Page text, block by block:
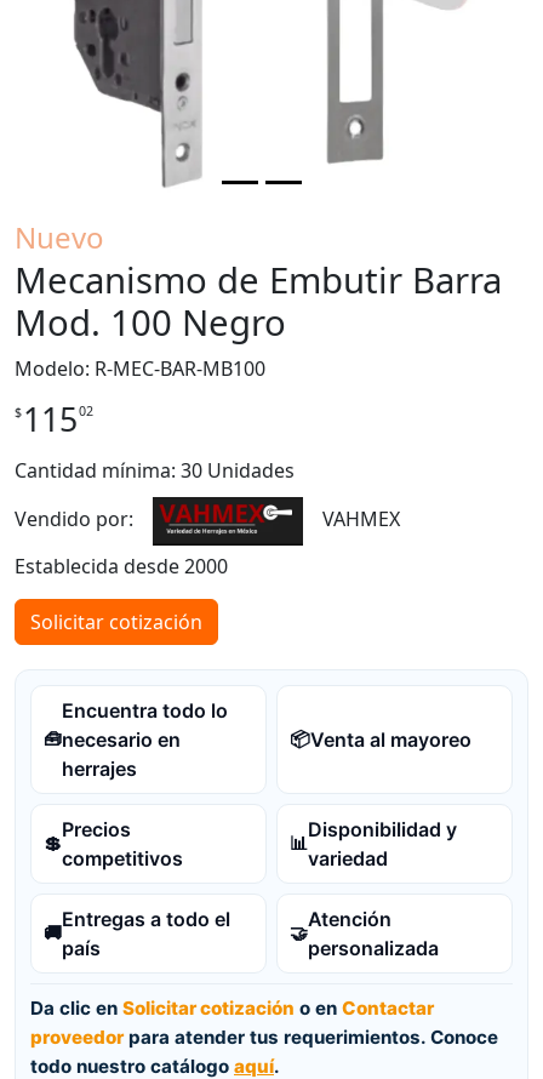
Nuevo
Mecanismo de Embutir Barra
Mod. 100 Negro
Modelo: R-MEC-BAR-MB100
$ 11502
Cantidad mínima: 30 Unidades
Vendido por:
VAHMEX
Establecida desde 2000
Solicitar cotización
🧰
Encuentra todo lo
necesario en
herrajes
📦Venta al mayoreo
💲
Precios
competitivos
📊
Disponibilidad y
variedad
🚚
Entregas a todo el
país
🤝
Atención
personalizada
Da clic en Solicitar cotización o en Contactar
proveedorpara atender tus requerimientos. Conoce
todo nuestro catálogo aquí.